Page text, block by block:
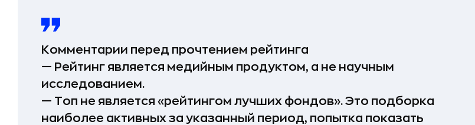
Комментарии перед прочтением рейтинга
— Рейтинг является медийным продуктом, а не научным
исследованием.
— Топ не является «рейтингом лучших фондов». Это подборка
наиболее активных за указанный период, попытка показать